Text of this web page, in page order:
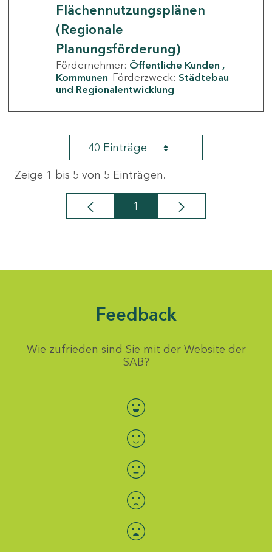
Flächennutzungsplänen
(Regionale
Planungsförderung)
Fördernehmer: Öffentliche Kunden
Kommunen Förderzweck: Städtebau
und Regionalentwicklung
40 Einträge
Zeige 1 bis 5 von 5 Einträgen.
Seite
1
Feedback
Wie zufrieden sind Sie mit der Website der
SAB?
Bewertung auswählen